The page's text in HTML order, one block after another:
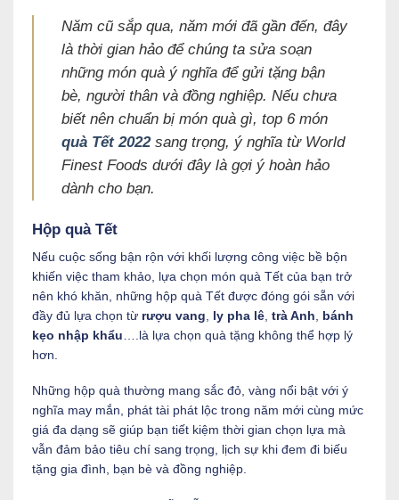
Năm cũ sắp qua, năm mới đã gần đến, đây
là thời gian hảo để chúng ta sửa soạn
những món quà ý nghĩa để gửi tặng bận
bè, người thân và đồng nghiệp. Nếu chưa
biết nên chuẩn bị món quà gì, top 6 món
quà Tết 2022sang trọng, ý nghĩa từ World
Finest Foods dưới đây là gợi ý hoàn hảo
dành cho bạn.
Hộp quà Tết
Nếu cuộc sống bận rộn với khối lượng công việc bề bộn
khiến việc tham khảo, lựa chọn món quà Tết của bạn trở
nên khó khăn, những hộp quà Tết được đóng gói sẵn với
đầy đủ lựa chọn từ rượu vang ly pha lê trà Anh
bánh
kẹo nhập khẩu ….là lựa chọn quà tặng không thể hợp lý
hơn.
Những hộp quà thường mang sắc đỏ, vàng nổi bật với ý
nghĩa may mắn, phát tài phát lộc trong năm mới cùng mức
giá đa dạng sẽ giúp bạn tiết kiệm thời gian chọn lựa mà
vẫn đảm bảo tiêu chí sang trọng, lịch sự khi đem đi biếu
tặng gia đình, bạn bè và đồng nghiệp.